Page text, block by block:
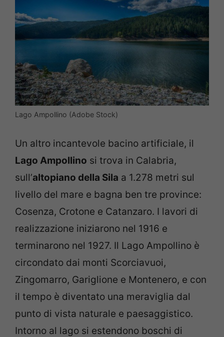
Lago Ampollino (Adobe Stock)
Un altro incantevole bacino artificiale, il
Lago Ampollino si trova in Calabria,
sull’altopiano della Sila a 1.278 metri sul
livello del mare e bagna ben tre province:
Cosenza, Crotone e Catanzaro. I lavori di
realizzazione iniziarono nel 1916 e
terminarono nel 1927. Il Lago Ampollino è
circondato dai monti Scorciavuoi,
Zingomarro, Gariglione e Montenero, e con
il tempo è diventato una meraviglia dal
punto di vista naturale e paesaggistico.
Intorno al lago si estendono boschi di